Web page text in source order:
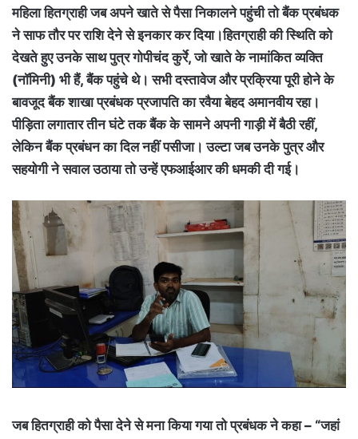
महिला हितग्राही जब अपने खाते से पैसा निकालने पहुंची तो बैंक प्रबंधक
ने साफ तौर पर राशि देने से इनकार कर दिया।हितग्राही की स्थिति को
देखते हुए उनके साथ पुत्र गोपीचंद कुर्रे, जो खाते के नामांकित व्यक्ति
(नॉमिनी) भी हैं, बैंक पहुंचे थे। सभी दस्तावेज और प्रक्रिया पूरी होने के
बावजूद बैंक शाखा प्रबंधक प्रजापति का रवैया बेहद अमानवीय रहा।
पीड़िता लगातार तीन घंटे तक बैंक के सामने अपनी गाड़ी में बैठी रहीं,
लेकिन बैंक प्रबंधन का दिल नहीं पसीजा। उल्टा जब उनके पुत्र और
सहयोगी ने सवाल उठाया तो उन्हें एफआईआर की धमकी दी गई।
जब हितग्राही को पैसा देने से मना किया गया तो प्रबंधक ने कहा – “जहां